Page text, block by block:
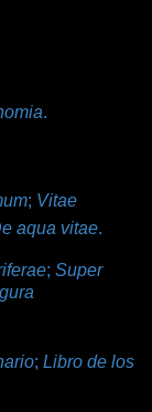
.
; Vitae
aqua vitae.
; Super
; Libro de los